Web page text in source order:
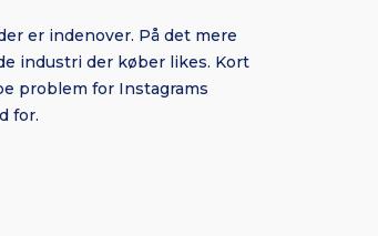
er indenover. På det mere
industri der køber likes. Kort
problem for Instagrams
for.